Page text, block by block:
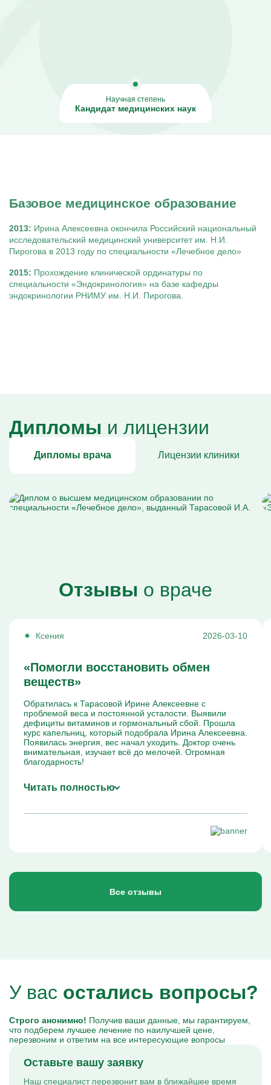
Научная степень
Кандидат медицинских наук
Базовое медицинское образование
2013: Ирина Алексеевна окончила Российский национальный
исследовательский медицинский университет им. Н.И.
Пирогова в 2013 году по специальности «Лечебное дело»
2015: Прохождение клинической ординатуры по
специальности «Эндокринология» на базе кафедры
эндокринологии РНИМУ им. Н.И. Пирогова.
Дипломы и лицензии
Дипломы врача Лицензии клиники
Отзывы о враче
Ксения 2026-03-10
«Помогли восстановить обмен
веществ»
Обратилась к Тарасовой Ирине Алексеевне с
проблемой веса и постоянной усталости. Выявили
дефициты витаминов и гормональный сбой. Прошла
курс капельниц, который подобрала Ирина Алексеевна.
Появилась энергия, вес начал уходить. Доктор очень
внимательная, изучает всё до мелочей. Огромная
благодарность!
Читать полностью
Все отзывы
У вас остались вопросы?
Строго анонимно! Получив ваши данные, мы гарантируем,
что подберем лучшее лечение по наилучшей цене,
перезвоним и ответим на все интересующие вопросы
Оставьте вашу заявку
Наш специалист перезвонит вам в ближайшее время